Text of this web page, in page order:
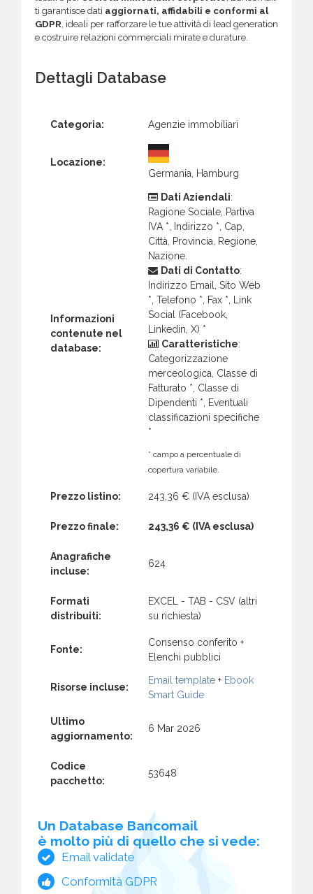
ti garantisce dati aggiornati, affidabili e conformi al
GDPR, ideali per rafforzare le tue attività di lead generation
e costruire relazioni commerciali mirate e durature.
Dettagli Database
Categoria: Agenzie immobiliari
Locazione:
Germania, Hamburg
Informazioni
contenute nel
database:
Dati Aziendali:
Ragione Sociale, Partiva
IVA *, Indirizzo *, Cap,
Città, Provincia, Regione,
Nazione.
Dati di Contatto:
Indirizzo Email, Sito Web
*, Telefono *, Fax *, Link
Social (Facebook,
Linkedin, X) *
Caratteristiche:
Categorizzazione
merceologica, Classe di
Fatturato *, Classe di
Dipendenti *, Eventuali
classificazioni specifiche
*
* campo a percentuale di
copertura variabile.
Prezzo listino: 243,36 € (IVA esclusa)
Prezzo finale: 243,36 € (IVA esclusa)
Anagrafiche
incluse:
624
Formati
distribuiti:
EXCEL - TAB - CSV (altri
su richiesta)
Fonte:
Consenso conferito +
Elenchi pubblici
Risorse incluse:
Email template + Ebook
Smart Guide
Ultimo
aggiornamento:
6 Mar 2026
Codice
pacchetto:
53648
Un Database Bancomail
è molto più di quello che si vede:
Email validate
Conformità GDPR